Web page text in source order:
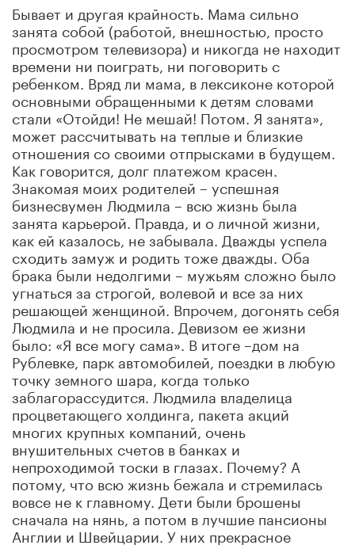
Бывает и другая крайность. Мама сильно
занята собой (работой, внешностью, просто
просмотром телевизора) и никогда не находит
времени ни поиграть, ни поговорить с
ребенком. Вряд ли мама, в лексиконе которой
основными обращенными к детям словами
стали «Отойди! Не мешай! Потом. Я занята»,
может рассчитывать на теплые и близкие
отношения со своими отпрысками в будущем.
Как говорится, долг платежом красен.
Знакомая моих родителей – успешная
бизнесвумен Людмила – всю жизнь была
занята карьерой. Правда, и о личной жизни,
как ей казалось, не забывала. Дважды успела
сходить замуж и родить тоже дважды. Оба
брака были недолгими – мужьям сложно было
угнаться за строгой, волевой и все за них
решающей женщиной. Впрочем, догонять себя
Людмила и не просила. Девизом ее жизни
было: «Я все могу сама». В итоге –дом на
Рублевке, парк автомобилей, поездки в любую
точку земного шара, когда только
заблагорассудится. Людмила владелица
процветающего холдинга, пакета акций
многих крупных компаний, очень
внушительных счетов в банках и
непроходимой тоски в глазах. Почему? А
потому, что всю жизнь бежала и стремилась
вовсе не к главному. Дети были брошены
сначала на нянь, а потом в лучшие пансионы
Англии и Швейцарии. У них прекрасное